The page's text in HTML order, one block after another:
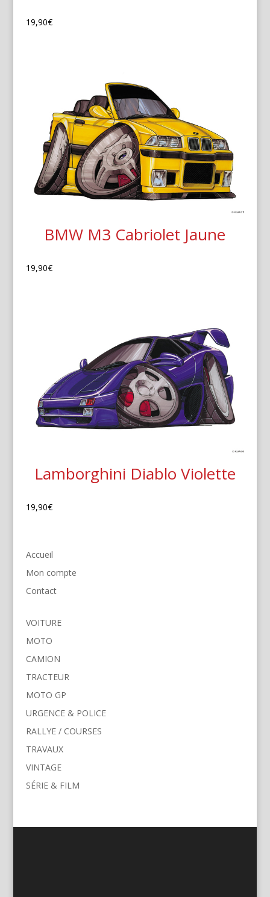
19,90€
BMW M3 Cabriolet Jaune
19,90€
Lamborghini Diablo Violette
19,90€
Accueil
Mon compte
Contact
VOITURE
MOTO
CAMION
TRACTEUR
MOTO GP
URGENCE & POLICE
RALLYE / COURSES
TRAVAUX
VINTAGE
SÉRIE & FILM